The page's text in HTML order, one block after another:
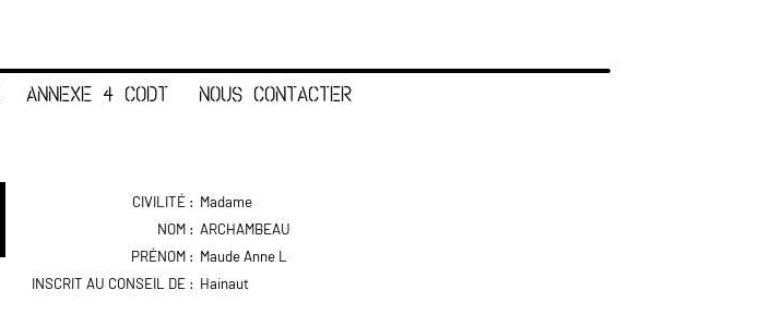
ANNEXE 4 CODT NOUS CONTACTER
CIVILITÉ : Madame
NOM : ARCHAMBEAU
PRÉNOM : Maude Anne L
INSCRIT AU CONSEIL DE : Hainaut